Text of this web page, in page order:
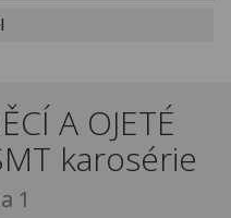
A OJETÉ
karosérie
1